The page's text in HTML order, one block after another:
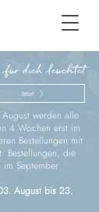
dich leuchtet
Geburt
werden alle
4 Wochen erst im
Bestellungen mit
Bestellungen, die
September
August bis 23.